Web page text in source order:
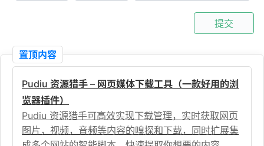
提交
置顶内容
Pudiu 资源猎手 – 网页媒体下载工具（一款好用的浏
览器插件）
Pudiu 资源猎手可高效实现下载管理，实时获取网页
图片，视频，音频等内容的嗅探和下载，同时扩展集